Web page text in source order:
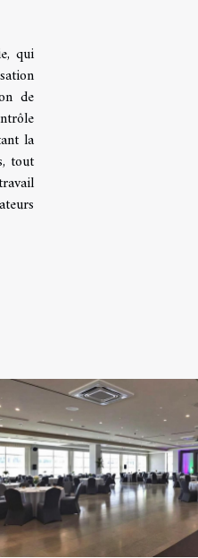
qui
de
la
tout